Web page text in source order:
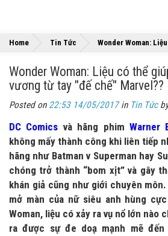
Home Tin Tức Wonder Woman:
Wonder Woman: Liệu có thể
vương từ tay "đế chế" Marvel??
Posted on 22:53 14/05/2017in Tin Tức
DC Comics và hãng phimWarner
không mấy thành công khi liên tiếp
hãng như Batman v Superman hay
chóng trở thành “bom xịt” và gây
khán giả cũng như giới chuyên
mở màn của nữ siêu anh hùng
Woman, liệu có xảy ra vụ nổ lớn nào
ra được sự đe doạ mạnh mẽ đến